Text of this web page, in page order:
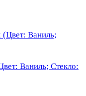
Ваниль; Стекло: